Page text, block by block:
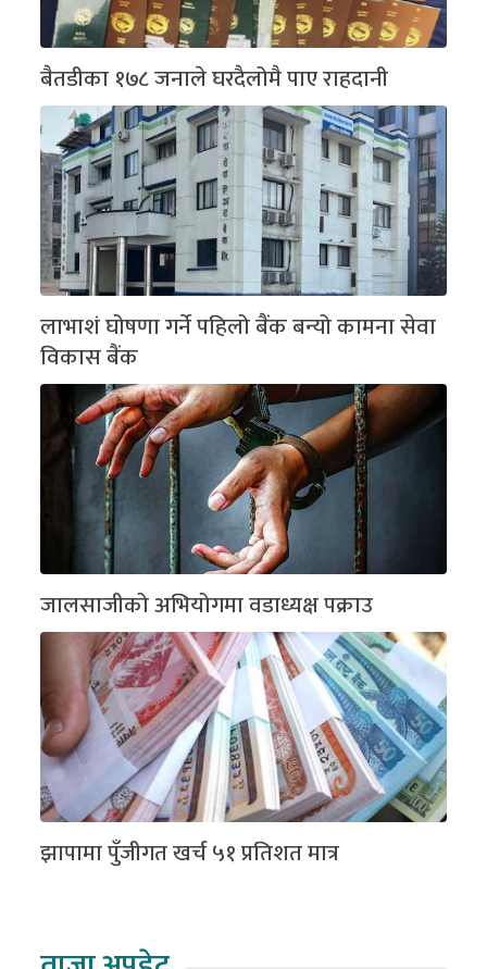
बैतडीका १७८ जनाले घरदैलोमै पाए राहदानी
लाभाशं घोषणा गर्ने पहिलो बैंक बन्यो कामना सेवा
विकास बैंक
जालसाजीको अभियोगमा वडाध्यक्ष पक्राउ
झापामा पुँजीगत खर्च ५१ प्रतिशत मात्र